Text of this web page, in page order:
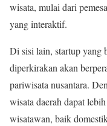
wisata, mulai dari
yang interaktif.
Di sisi lain, startup yang
diperkirakan akan
pariwisata nusantara.
wisata daerah dapat
wisatawan, baik